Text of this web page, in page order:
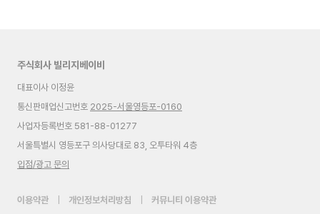
주식회사 빌리지베이비
대표이사 이정윤
통신판매업신고번호 2025-서울영등포-0160
사업자등록번호 581-88-01277
서울특별시 영등포구 의사당대로 83, 오투타워 4층
입점/광고 문의
이용약관 개인정보처리방침 커뮤니티 이용약관